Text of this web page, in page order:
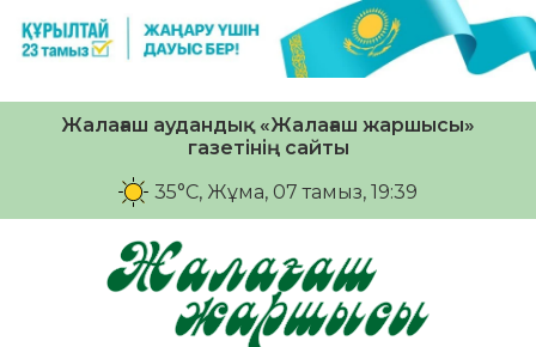
Жалағаш аудандық «Жалағаш жаршысы»
газетінің сайты
35°C, Жұма, 07 тамыз, 19:39